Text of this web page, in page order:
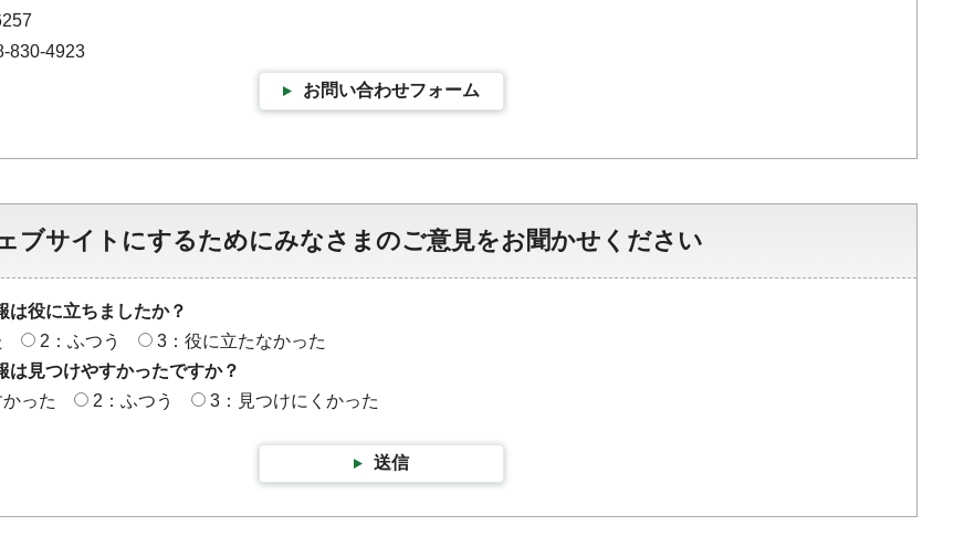
830-4923
お問い合わせフォーム
ブサイトにするためにみなさまのご意見をお聞かせください
は役に立ちましたか？
2：ふつう
3：役に立たなかった
は見つけやすかったですか？
った
2：ふつう 3：見つけにくかった
送信